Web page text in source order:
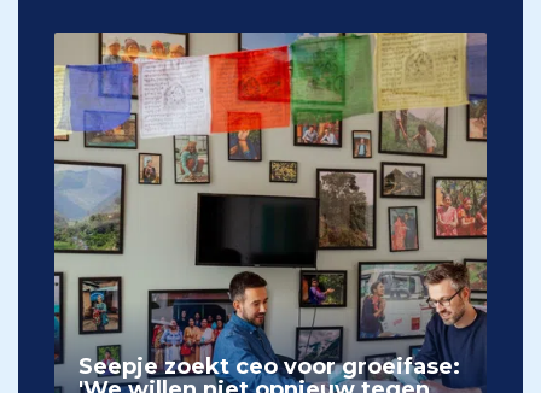
Seepje zoekt ceo voor groeifase: